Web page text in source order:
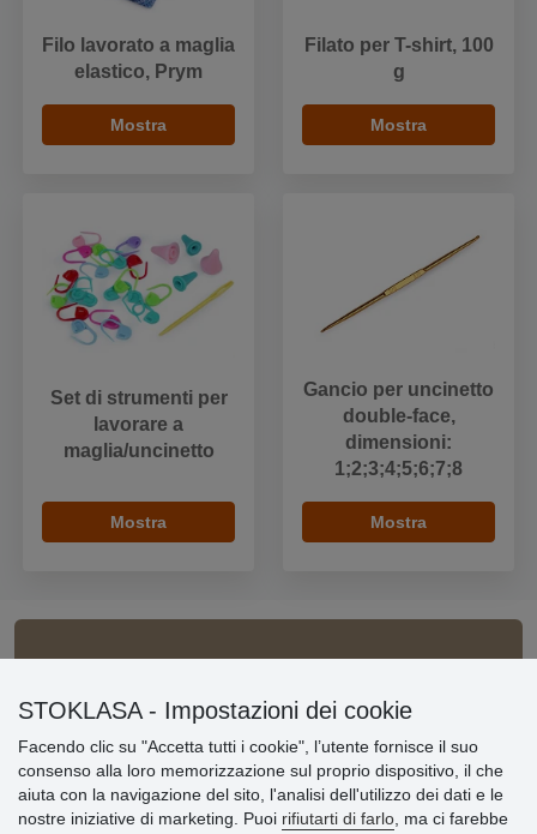
Filo lavorato a maglia
elastico, Prym
Mostra
Filato per T-shirt, 100
g
Mostra
Set di strumenti per
lavorare a
maglia/uncinetto
Mostra
Gancio per uncinetto
double-face,
dimensioni:
1;2;3;4;5;6;7;8
Mostra
» Impostazioni dei cookie
» Termini & Condizioni
» Informativa sulla Privacy
» Consegna e pagamento
» Garanzia e resi
STOKLASA - Impostazioni dei cookie
Facendo clic su "Accetta tutti i cookie", l’utente fornisce il suo
consenso alla loro memorizzazione sul proprio dispositivo, il che
aiuta con la navigazione del sito, l'analisi dell'utilizzo dei dati e le
nostre iniziative di marketing. Puoi rifiutarti di farlo , ma ci farebbe